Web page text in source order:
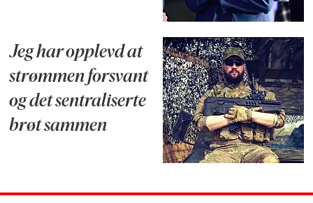
Jeg har opplevd at
strømmen forsvant
og det sentraliserte
brøt sammen